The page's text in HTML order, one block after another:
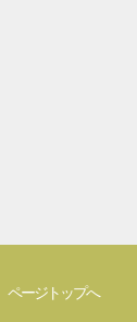
ページトップへ